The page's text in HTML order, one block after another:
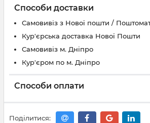
Способи доставки
Самовивіз з Нової пошти /
Кур'єрська доставка Нової Пошти
Самовивіз м. Дніпро
Кур'єром по м. Дніпро
Способи оплати
Поділитися: